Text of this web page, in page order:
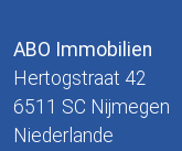
ABO Immobilien
Hertogstraat 42
6511 SC Nijmegen
Niederlande